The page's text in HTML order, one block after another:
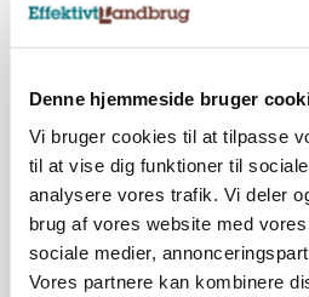
Denne hjemmeside bruger
Vi bruger cookies til at tilpasse
til at vise dig funktioner til
analysere vores trafik. Vi deler
brug af vores website med
sociale medier,
Vores partnere kan kombinere
MASKINER
ARRANGEMENT
Markvandring sætter fokus
Annonce